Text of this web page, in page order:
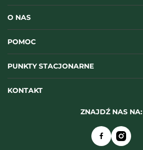
O NAS
POMOC
PUNKTY STACJONARNE
KONTAKT
ZNAJDŹ NAS NA: